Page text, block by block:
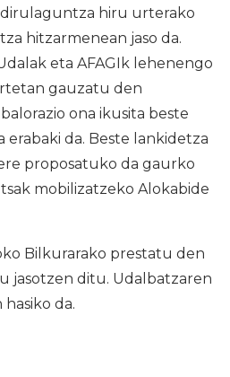
hiru urterako
hitzarmenean jaso da.
eta AFAGIk lehenengo
gauzatu den
ona ikusita beste
da. Beste lankidetza
proposatuko da gaurko
mobilizatzeko Alokabide
Bilkurarako prestatu den
jasotzen ditu. Udalbatzaren
da.